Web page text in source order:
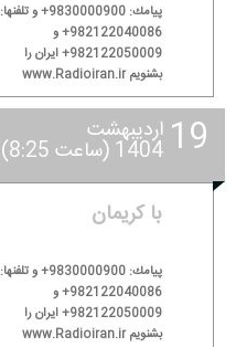
پیامك: 9830000900+ و تلفنها:
982122040086+ و
982122050009+ ایران را
بشنویم www.Radioiran.ir
19 اردیبهشت
1404 (ساعت 8:25)
با كریمان
پیامك: 9830000900+ و تلفنها:
982122040086+ و
982122050009+ ایران را
بشنویم www.Radioiran.ir